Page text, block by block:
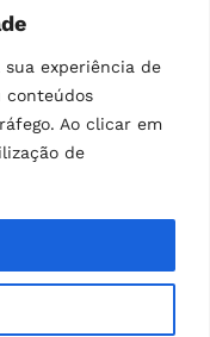
experiência de
conteúdos
Ao clicar em
de
GSB